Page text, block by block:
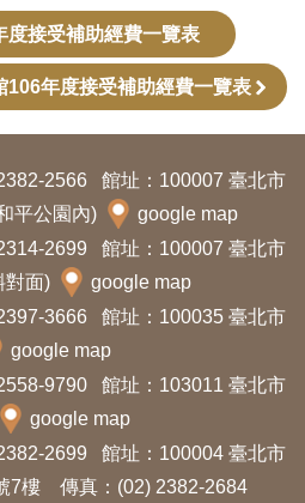
度接受補助經費一覽表
106年度接受補助經費一覽表
2566
館址：100007 臺北市
平公園內)
google map
2699
館址：100007 臺北市
對面)
google map
3666
館址：100035 臺北市
google map
9790
館址：103011 臺北市
google map
2699
館址：100004 臺北市
7樓 傳真：(02) 2382-2684